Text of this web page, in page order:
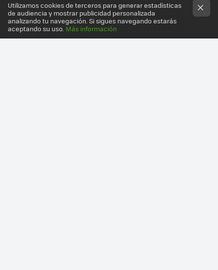
Utilizamos cookies de terceros para generar estadísticas
de audiencia y mostrar publicidad personalizada
analizando tu navegación. Si sigues navegando estarás
aceptando su uso. Más información